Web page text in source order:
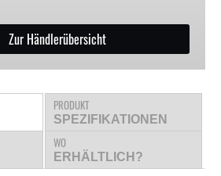
Zur Händlerübersicht
PRODUKT
SPEZIFIKATIONEN
WO
ERHÄLTLICH?